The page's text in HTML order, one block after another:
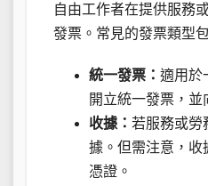
自由工作者在提供服務
發票。常見的發票類型包
統一發票： 適用於
開立統一發票，並
收據： 若服務或勞
據。但需注意，收
憑證。